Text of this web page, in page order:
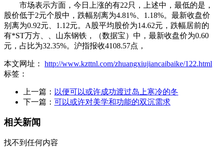
市场表示方面，今日上涨的有22只，上述中，最低的是，
股价低于2元个股中，跌幅别离为4.81%、1.18%。最新收盘价
别离为0.92元、1.12元。A股平均股价为14.62元，跌幅居前的
有*ST万方、、山东钢铁，（数据宝）中，最新收盘价为0.60
元，占比为32.35%。沪指报收4108.57点，
本文网址： http://www.kzttnl.com/zhuangxiujiancaibaike/122.html
标签：
上一篇： 以便可以或许成功渡过岛上寒冷的冬
下一篇： 可以或许对美学和功能的双沉需求
相关新闻
找不到任何内容